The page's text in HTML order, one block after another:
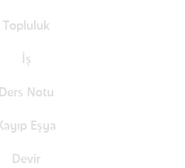
Topluluk
İş
Ders Notu
Eşya
Devir